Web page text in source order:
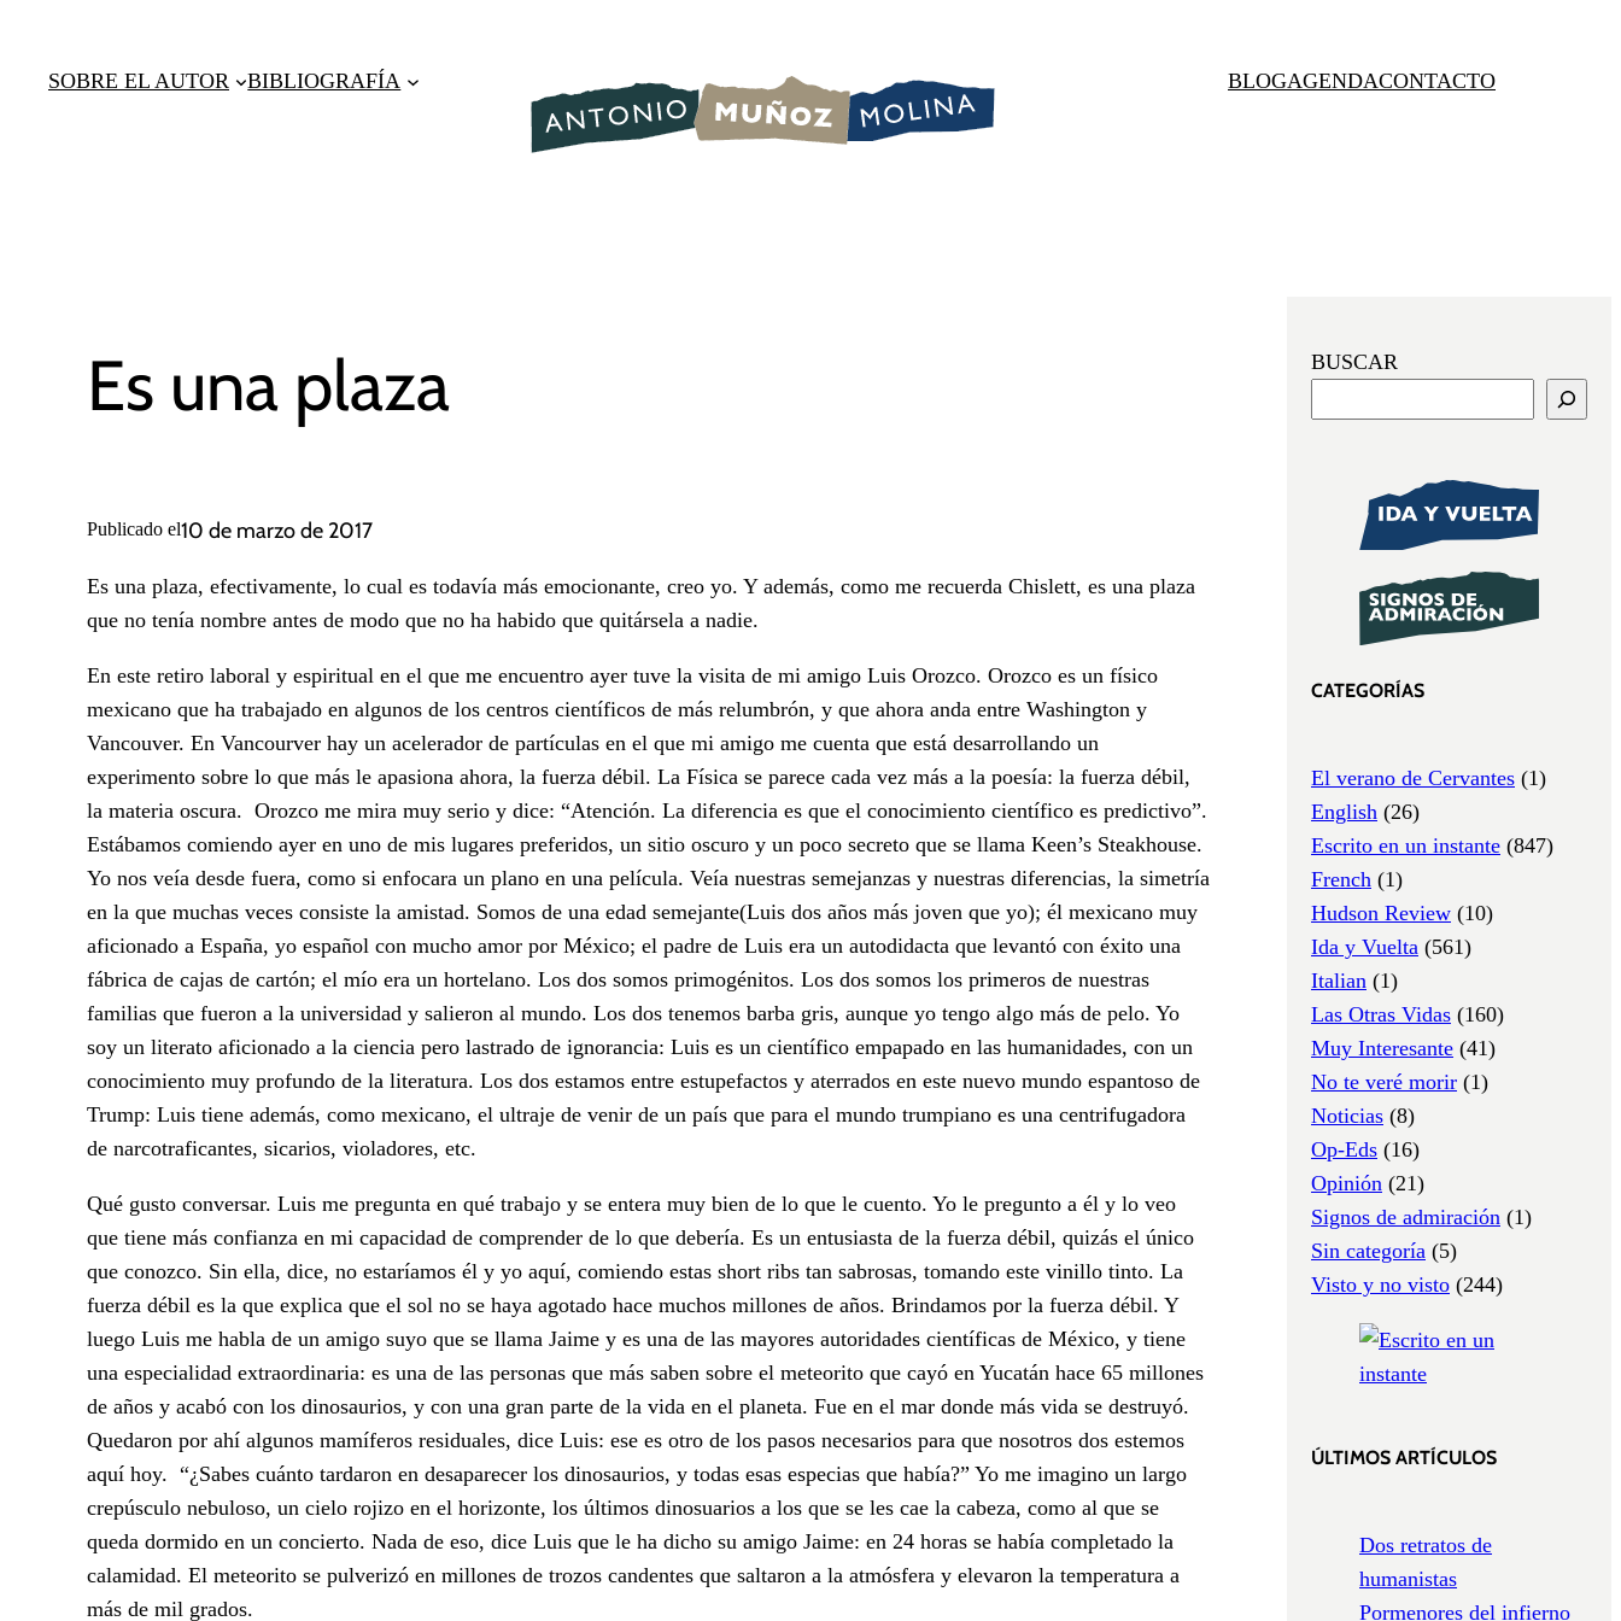
contenido
SOBRE EL AUTOR BIBLIOGRAFÍA BLOGAGENDACONTACTO
Es una plaza
Publicado el10 de marzo de 2017
Es una plaza, efectivamente, lo cual es todavía más emocionante, creo yo. Y además, como me recuerda Chislett, es una plaza
que no tenía nombre antes de modo que no ha habido que quitársela a nadie.
En este retiro laboral y espiritual en el que me encuentro ayer tuve la visita de mi amigo Luis Orozco. Orozco es un físico
mexicano que ha trabajado en algunos de los centros científicos de más relumbrón, y que ahora anda entre Washington y
Vancouver. En Vancourver hay un acelerador de partículas en el que mi amigo me cuenta que está desarrollando un
experimento sobre lo que más le apasiona ahora, la fuerza débil. La Física se parece cada vez más a la poesía: la fuerza débil,
la materia oscura. Orozco me mira muy serio y dice: “Atención. La diferencia es que el conocimiento científico es predictivo”.
Estábamos comiendo ayer en uno de mis lugares preferidos, un sitio oscuro y un poco secreto que se llama Keen’s Steakhouse.
Yo nos veía desde fuera, como si enfocara un plano en una película. Veía nuestras semejanzas y nuestras diferencias, la simetría
en la que muchas veces consiste la amistad. Somos de una edad semejante(Luis dos años más joven que yo); él mexicano muy
aficionado a España, yo español con mucho amor por México; el padre de Luis era un autodidacta que levantó con éxito una
fábrica de cajas de cartón; el mío era un hortelano. Los dos somos primogénitos. Los dos somos los primeros de nuestras
familias que fueron a la universidad y salieron al mundo. Los dos tenemos barba gris, aunque yo tengo algo más de pelo. Yo
soy un literato aficionado a la ciencia pero lastrado de ignorancia: Luis es un científico empapado en las humanidades, con un
conocimiento muy profundo de la literatura. Los dos estamos entre estupefactos y aterrados en este nuevo mundo espantoso de
Trump: Luis tiene además, como mexicano, el ultraje de venir de un país que para el mundo trumpiano es una centrifugadora
de narcotraficantes, sicarios, violadores, etc.
Qué gusto conversar. Luis me pregunta en qué trabajo y se entera muy bien de lo que le cuento. Yo le pregunto a él y lo veo
que tiene más confianza en mi capacidad de comprender de lo que debería. Es un entusiasta de la fuerza débil, quizás el único
que conozco. Sin ella, dice, no estaríamos él y yo aquí, comiendo estas short ribs tan sabrosas, tomando este vinillo tinto. La
fuerza débil es la que explica que el sol no se haya agotado hace muchos millones de años. Brindamos por la fuerza débil. Y
luego Luis me habla de un amigo suyo que se llama Jaime y es una de las mayores autoridades científicas de México, y tiene
una especialidad extraordinaria: es una de las personas que más saben sobre el meteorito que cayó en Yucatán hace 65 millones
de años y acabó con los dinosaurios, y con una gran parte de la vida en el planeta. Fue en el mar donde más vida se destruyó.
Quedaron por ahí algunos mamíferos residuales, dice Luis: ese es otro de los pasos necesarios para que nosotros dos estemos
aquí hoy. “¿Sabes cuánto tardaron en desaparecer los dinosaurios, y todas esas especias que había?” Yo me imagino un largo
crepúsculo nebuloso, un cielo rojizo en el horizonte, los últimos dinosuarios a los que se les cae la cabeza, como al que se
queda dormido en un concierto. Nada de eso, dice Luis que le ha dicho su amigo Jaime: en 24 horas se había completado la
calamidad. El meteorito se pulverizó en millones de trozos candentes que saltaron a la atmósfera y elevaron la temperatura a
más de mil grados.
BUSCAR
CATEGORÍAS
El verano de Cervantes (1)
English (26)
Escrito en un instante (847)
French (1)
Hudson Review (10)
Ida y Vuelta (561)
Italian (1)
Las Otras Vidas (160)
Muy Interesante (41)
No te veré morir (1)
Noticias (8)
Op-Eds (16)
Opinión (21)
Signos de admiración (1)
Sin categoría (5)
Visto y no visto (244)
ÚLTIMOS ARTÍCULOS
Dos retratos de
humanistas
Pormenores del infierno